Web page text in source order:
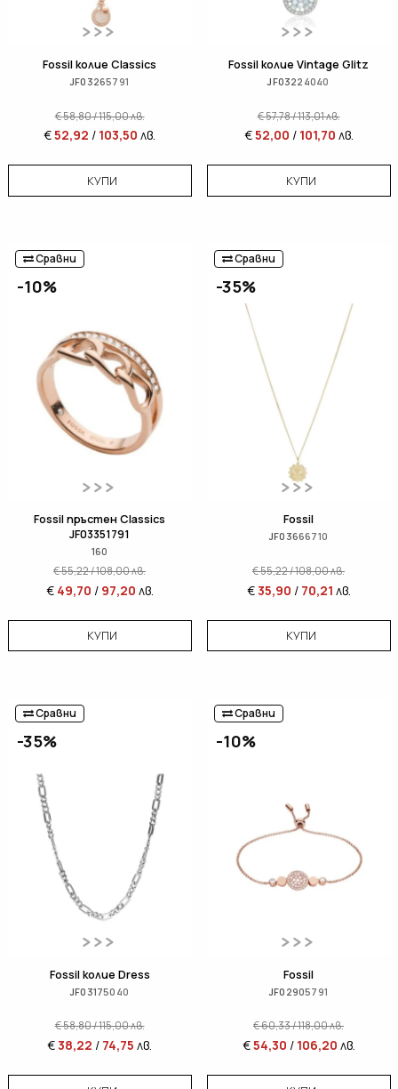
Fossil колие Classics
JF03265791
€58,80/115,00лв.
€52,92 / 103,50 лв.
КУПИ
Fossil колие Vintage Glitz
JF03224040
€57,78/113,01лв.
€52,00 / 101,70 лв.
КУПИ
Сравни
-10%
Fossil пръстен Classics
JF03351791
160
€55,22/108,00лв.
€ 49,70 / 97,20 лв.
КУПИ
Сравни
-35%
Fossil
JF03666710
€55,22/108,00лв.
€35,90 / 70,21 лв.
КУПИ
Сравни
-35%
Fossil колие Dress
JF03175040
€58,80/115,00лв.
€38,22 / 74,75 лв.
Сравни
-10%
Fossil
JF02905791
€60,33/118,00лв.
€54,30 / 106,20 лв.